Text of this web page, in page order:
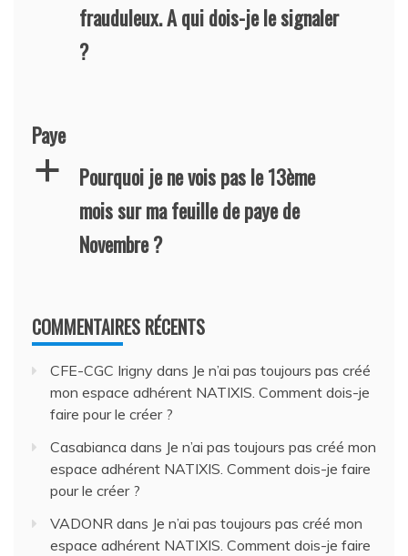
frauduleux. A qui dois-je le signaler
?
Paye
a
Pourquoi je ne vois pas le 13ème
mois sur ma feuille de paye de
Novembre ?
COMMENTAIRES RÉCENTS
CFE-CGC Irigny dans Je n’ai pas toujours pas créé
mon espace adhérent NATIXIS. Comment dois-je
faire pour le créer ?
Casabianca dans Je n’ai pas toujours pas créé mon
espace adhérent NATIXIS. Comment dois-je faire
pour le créer ?
VADONR dans Je n’ai pas toujours pas créé mon
espace adhérent NATIXIS. Comment dois-je faire